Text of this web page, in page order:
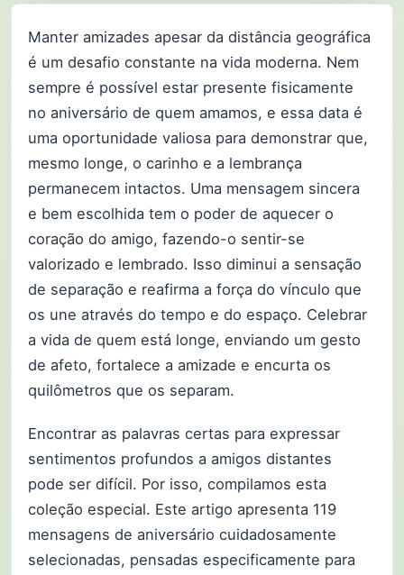
Manter amizades apesar da distância geográfica
é um desafio constante na vida moderna. Nem
sempre é possível estar presente fisicamente
no aniversário de quem amamos, e essa data é
uma oportunidade valiosa para demonstrar que,
mesmo longe, o carinho e a lembrança
permanecem intactos. Uma mensagem sincera
e bem escolhida tem o poder de aquecer o
coração do amigo, fazendo-o sentir-se
valorizado e lembrado. Isso diminui a sensação
de separação e reafirma a força do vínculo que
os une através do tempo e do espaço. Celebrar
a vida de quem está longe, enviando um gesto
de afeto, fortalece a amizade e encurta os
quilômetros que os separam.
Encontrar as palavras certas para expressar
sentimentos profundos a amigos distantes
pode ser difícil. Por isso, compilamos esta
coleção especial. Este artigo apresenta 119
mensagens de aniversário cuidadosamente
selecionadas, pensadas especificamente para